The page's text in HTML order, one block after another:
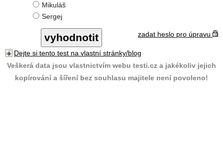
Mikuláš
Sergej
zadat heslo pro úpravu
Dejte si tento test na vlastní stránky/blog
Veškerá data jsou vlastnictvím webu testi.cz a jakékoliv jejich
kopírování a šíření bez souhlasu majitele není povoleno!